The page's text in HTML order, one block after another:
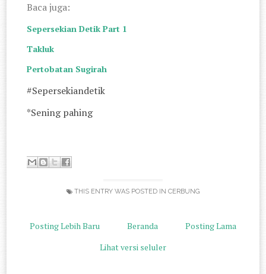
Baca juga:
Sepersekian Detik Part 1
Takluk
Pertobatan Sugirah
#Sepersekiandetik
*Sening pahing
THIS ENTRY WAS POSTED IN CERBUNG
Posting Lebih Baru Posting Lama
Beranda
Lihat versi seluler